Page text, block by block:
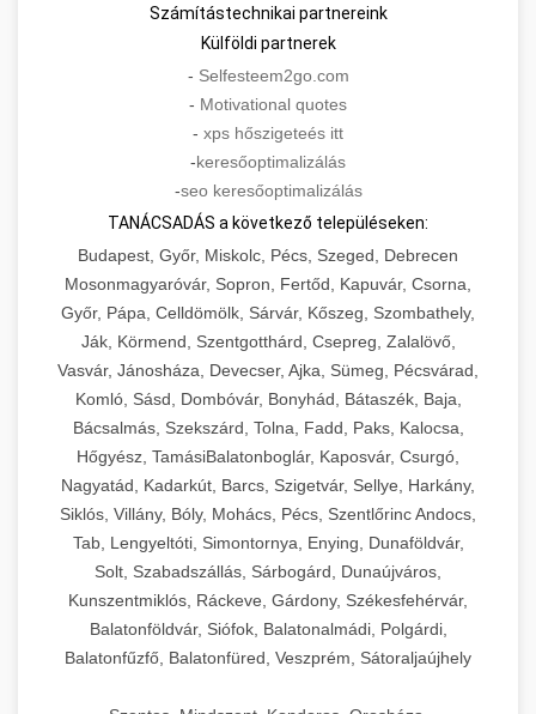
Számítástechnikai partnereink
Külföldi partnerek
- Selfesteem2go.com
- Motivational quotes
- xps hőszigeteés itt
-keresőoptimalizálás
-seo keresőoptimalizálás
TANÁCSADÁS a következő településeken:
Budapest, Győr, Miskolc, Pécs, Szeged, Debrecen
Mosonmagyaróvár, Sopron, Fertőd, Kapuvár, Csorna,
Győr, Pápa, Celldömölk, Sárvár, Kőszeg, Szombathely,
Ják, Körmend, Szentgotthárd, Csepreg, Zalalövő,
Vasvár, Jánosháza, Devecser, Ajka, Sümeg, Pécsvárad,
Komló, Sásd, Dombóvár, Bonyhád, Bátaszék, Baja,
Bácsalmás, Szekszárd, Tolna, Fadd, Paks, Kalocsa,
Hőgyész, TamásiBalatonboglár, Kaposvár, Csurgó,
Nagyatád, Kadarkút, Barcs, Szigetvár, Sellye, Harkány,
Siklós, Villány, Bóly, Mohács, Pécs, Szentlőrinc Andocs,
Tab, Lengyeltóti, Simontornya, Enying, Dunaföldvár,
Solt, Szabadszállás, Sárbogárd, Dunaújváros,
Kunszentmiklós, Ráckeve, Gárdony, Székesfehérvár,
Balatonföldvár, Siófok, Balatonalmádi, Polgárdi,
Balatonfűzfő, Balatonfüred, Veszprém, Sátoraljaújhely